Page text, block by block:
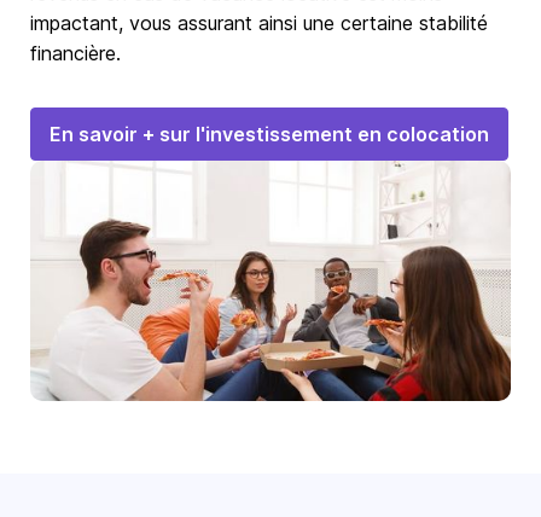
impactant, vous assurant ainsi une certaine stabilité
financière.
En savoir + sur l'investissement en colocation